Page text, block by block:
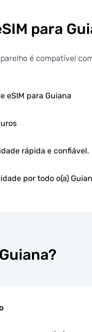
para
é compatível
eSIM para Guiana
rápida e confiável.
por todo o(a)